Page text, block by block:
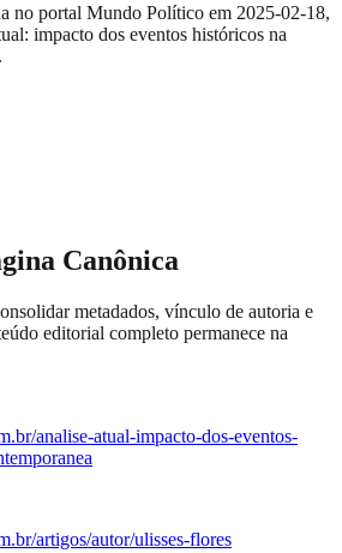
no portal Mundo Político em 2025-02-18,
impacto dos eventos históricos na
Canônica
metadados, vínculo de autoria e
editorial completo permanece na
analise-atual-impacto-dos-eventos-
artigos/autor/ulisses-flores